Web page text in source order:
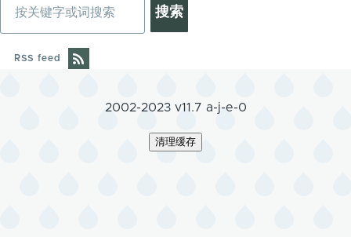
RSS feed
2002-2023 v11.7 a-j-e-0